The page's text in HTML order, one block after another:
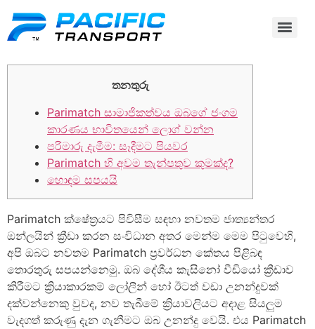
තනතුරු
Parimatch සාමාජිකත්වය ඔබගේ ජංගම
කාරණය භාවිතයෙන් ලොග් වන්න
පරිමාරු දැමීම: සෑදීමට පියවර
Parimatch හි අවම තැන්පතුව කුමක්ද?
හොඳම සපයයි
Parimatch ක්ෂේත්‍රයට පිවිසීම සඳහා නවතම ජාත්‍යන්තර
ඔන්ලයින් ක්‍රීඩා කරන සංවිධාන අතර මෙන්ම මෙම පිටුවෙහි,
අපි ඔබට නවතම Parimatch ප්‍රවර්ධන කේතය පිළිබඳ
තොරතුරු සපයන්නෙමු. ඔබ දේශීය කැසිනෝ වීඩියෝ ක්‍රීඩාව
කිරීමට ක්‍රියාකාරකම් ලෝලීන් හෝ ඊටත් වඩා උනන්දුවක්
දක්වන්නෙකු වුවද, නව තැබීමේ ක්‍රියාවලියට අදාළ සියලුම
වැදගත් කරුණු දැන ගැනීමට ඔබ උනන්දු වෙයි. එය Parimatch